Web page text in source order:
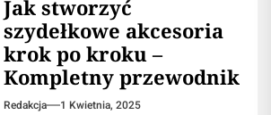
Jak stworzyć
szydełkowe akcesoria
krok po kroku –
Kompletny przewodnik
Redakcja 1 Kwietnia, 2025